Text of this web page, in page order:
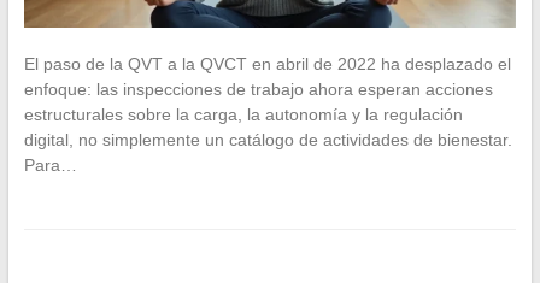
El paso de la QVT a la QVCT en abril de 2022 ha desplazado el
enfoque: las inspecciones de trabajo ahora esperan acciones
estructurales sobre la carga, la autonomía y la regulación
digital, no simplemente un catálogo de actividades de bienestar.
Para…